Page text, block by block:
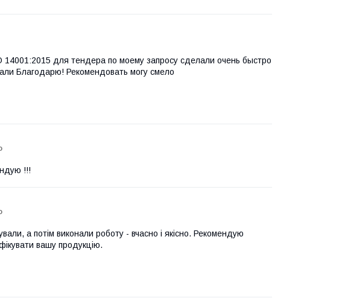
для тендера по моему запросу сделали очень быстро
Благодарю! Рекомендовать могу смело
!!!
а потім виконали роботу - вчасно і якісно. Рекомендую
вашу продукцію.